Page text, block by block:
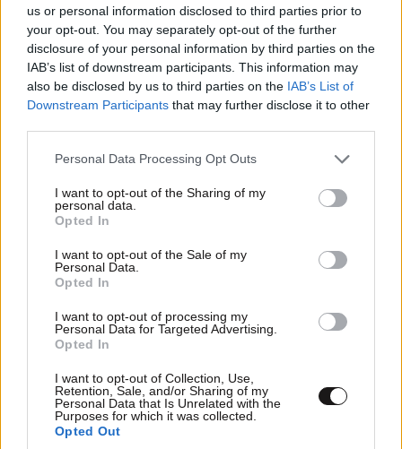
us or personal information disclosed to third parties prior to
your opt-out. You may separately opt-out of the further
disclosure of your personal information by third parties on the
IAB’s list of downstream participants. This information may
also be disclosed by us to third parties on the IAB’s List of
Downstream Participants that may further disclose it to other
Please note that this website/app uses one or more Google
not limited to your visit or usage behaviour. You may click to
grant or deny consent to Google and its third-party tags to
use your data for below specified purposes in below Google
consent section.
Personal Data Processing Opt Outs
I want to opt-out of the Sharing of my
personal data.
Opted In
I want to opt-out of the Sale of my
Personal Data.
Opted In
I want to opt-out of processing my
Personal Data for Targeted Advertising.
Opted In
I want to opt-out of Collection, Use,
Retention, Sale, and/or Sharing of my
Personal Data that Is Unrelated with the
Purposes for which it was collected.
Opted Out
απόφαση του εισαγγελέα του Αρείου Πάγου